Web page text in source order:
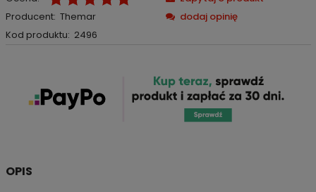
Producent: Themar
Kod produktu: 2496
dodaj opinię
OPIS